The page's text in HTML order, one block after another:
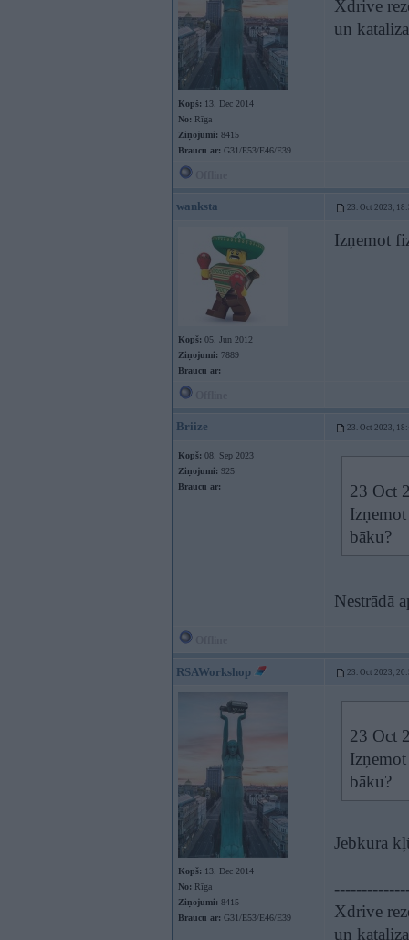
Kopš: 13. Dec 2014
No: Rīga
Ziņojumi: 8415
Braucu ar: G31/E53/E46/E39
Xdrive
un
wanksta 23. Oct 2023,
Kopš: 05. Jun 2012
Ziņojumi: 7889
Braucu ar:
Izņemot
Briize 23. Oct 2023,
Kopš: 08. Sep 2023
Ziņojumi: 925
Braucu ar:
23 Oct
bāku?
Nestrādā
RSAWorkshop 23. Oct 2023,
Kopš: 13. Dec 2014
No: Rīga
Ziņojumi: 8415
Braucu ar: G31/E53/E46/E39
23 Oct
bāku?
Jebkura
Xdrive
un